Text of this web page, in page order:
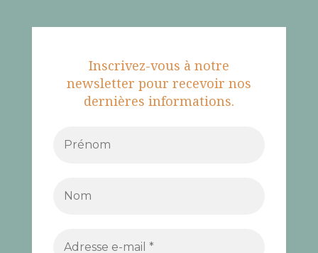
Inscrivez-vous à notre
newsletter pour recevoir nos
dernières informations.